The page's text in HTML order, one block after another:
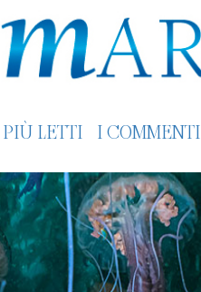
LETTI I COMMENTI